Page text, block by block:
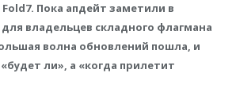
Fold7. Пока апдейт заметили в
владельцев складного флагмана
волна обновлений пошла, и
ли», а «когда прилетит